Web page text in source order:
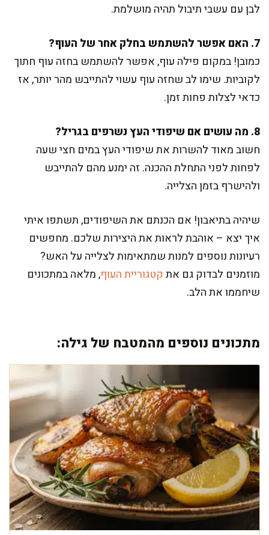
לבן עם עשבי תיבול תהיה מושלמת.
7. האם אפשר להשתמש בחלק אחר של העוף?
כמובן! במקום פילה עוף, אפשר להשתמש בחזה עוף חתוך
לקוביות. שימו לב שחזה עוף עשוי להתייבש מהר יותר, אז
כדאי לצלות פחות זמן.
8. מה עושים אם שיפודי העץ נשרפים בגריל?
חשוב מאוד להשרות את שיפודי העץ במים חצי שעה
לפחות לפני התחלת ההכנה. זה ימנע מהם להתייבש
ולהישרף בזמן הצלייה.
שיהיה בתיאבון! אם הכנתם את השיפודים, תשתפו איתי
איך יצא – אוהבת לראות את היצירות שלכם. מחפשים
רעיונות נוספים למנות שמתאימות לצלייה על האש?
מוזמנים לבדוק גם את קטגוריית העוף, מלאה במתכונים
שיחממו את הלב.
מתכונים נוספים מהמטבח של גילה: